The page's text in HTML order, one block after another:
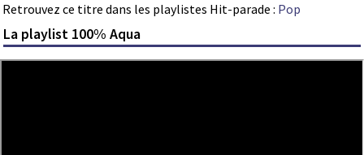
Retrouvez ce titre dans les playlistes Hit-parade : Pop
La playlist 100% Aqua